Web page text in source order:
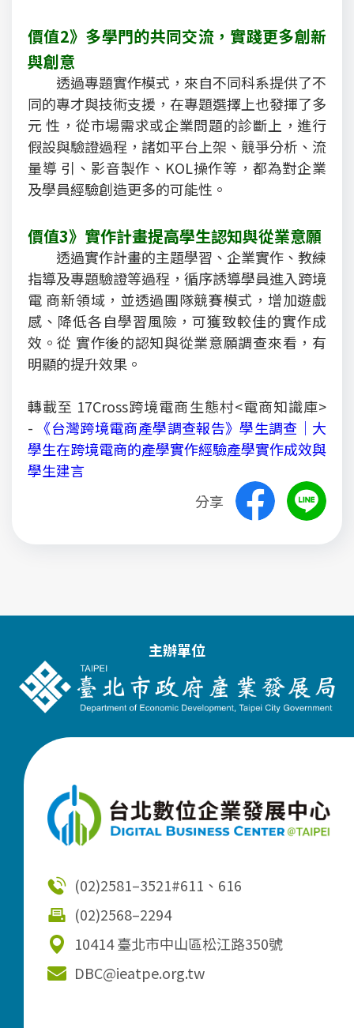
價值2》多學門的共同交流，實踐更多創新
與創意
透過專題實作模式，來自不同科系提供了不
同的專才與技術支援，在專題選擇上也發揮了多
元 性，從市場需求或企業問題的診斷上，進行
假設與驗證過程，諸如平台上架、競爭分析、流
量導 引、影音製作、KOL操作等，都為對企業
及學員經驗創造更多的可能性。
價值3》實作計畫提高學生認知與從業意願
透過實作計畫的主題學習、企業實作、教練
指導及專題驗證等過程，循序誘導學員進入跨境
電 商新領域，並透過團隊競賽模式，增加遊戲
感、降低各自學習風險，可獲致較佳的實作成
效。從 實作後的認知與從業意願調查來看，有
明顯的提升效果。
轉載至 17Cross跨境電商生態村<電商知識庫>
- 《台灣跨境電商產學調查報告》學生調查｜大
學生在跨境電商的產學實作經驗產學實作成效與
學生建言
分享
主辦單位
(02)2581–3521#611、616
(02)2568–2294
10414 臺北市中山區松江路350號
DBC@ieatpe.org.tw